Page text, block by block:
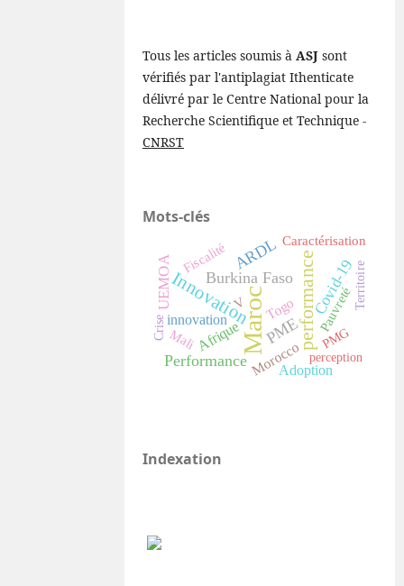
Tous les articles soumis àASJ sont
vérifiés par l'antiplagiat Ithenticate
délivré par le Centre National pour la
Recherche Scientifique et Technique -
CNRST
Mots-clés
Maroc performance
Innovation
Performance
Burkina Faso
ARDL
PME
Covid-19
UEMOA
Afrique
MoroccoAdoption
innovation Togo Pauvreté
Fiscalité Caractérisation
V
Mali PMG
perception
Territoire
Crise
Indexation